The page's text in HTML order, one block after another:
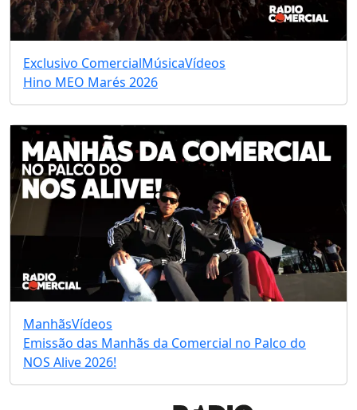
Exclusivo ComercialMúsicaVídeos
Hino MEO Marés 2026
ManhãsVídeos
Emissão das Manhãs da Comercial no Palco do
NOS Alive 2026!